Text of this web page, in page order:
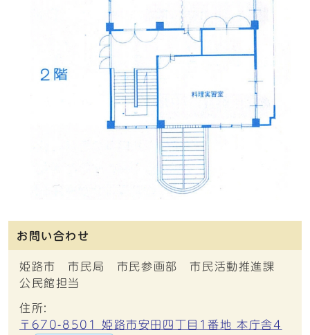
お問い合わせ
姫路市 市民局 市民参画部 市民活動推進課
公民館担当
住所:
〒670-8501 姫路市安田四丁目1番地 本庁舎4